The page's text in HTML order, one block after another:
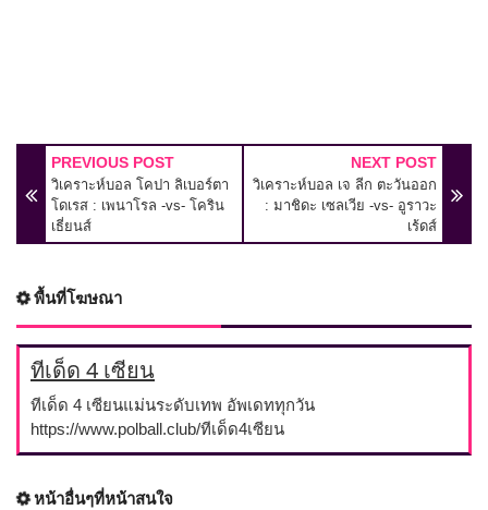
PREVIOUS POST
วิเคราะห์บอล โคปา ลิเบอร์ตา
โดเรส : เพนาโรล -vs- โคริน
เธี่ยนส์
NEXT POST
วิเคราะห์บอล เจ ลีก ตะวันออก
: มาชิดะ เซลเวีย -vs- อูราวะ
เร้ดส์
พื้นที่โฆษณา
ทีเด็ด 4 เซียน
ทีเด็ด 4 เซียนแม่นระดับเทพ อัพเดททุกวัน
https://www.polball.club/ทีเด็ด4เซียน
หน้าอื่นๆที่หน้าสนใจ